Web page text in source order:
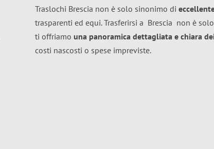
Traslochi Brescia non è solo sinonimo di
trasparenti ed equi. Trasferirsi a Brescia non è
ti offriamo una panoramica dettagliata e chiara
costi nascosti o spese impreviste.